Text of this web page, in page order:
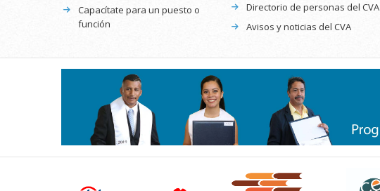
Capacítate para un puesto o
función
Directorio de personas del CVA
Avisos y noticias del CVA